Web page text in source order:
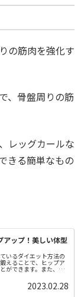
の筋肉を強化す
、骨盤周りの筋
レッグカールな
きる簡単なもの
アップ！美しい体型
いるダイエット方法の
えることで、ヒップア
ができます。また、骨
2023.02.28